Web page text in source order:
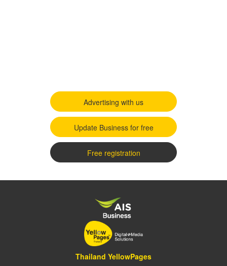
Advertising with us
Update Business for free
Free registration
Thailand YellowPages